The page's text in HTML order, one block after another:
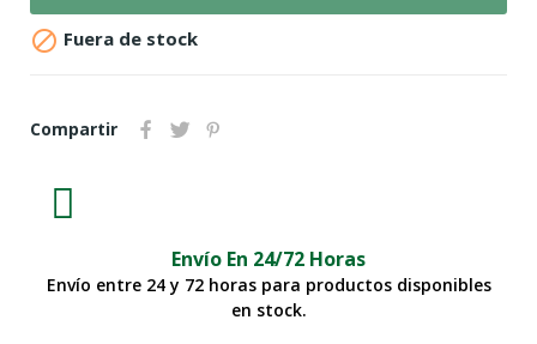
 Fuera de stock
Compartir
Envío En 24/72 Horas
Envío entre 24 y 72 horas para productos disponibles
en stock.